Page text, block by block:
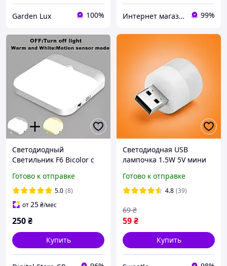
Garden Lux 100% Интернет магазин GoGoShop 99%
Светодиодный
Светильник F6 Bicolor с
ночник с Usb-зарядкой
для спальни, кухни,
ванны
Готово к отправке
5.0 (8)
от25₴/мес
250₴
Купить
Светодиодная USB
лампочка 1.5W 5V мини
павербанка и ноутбука
портативный фонарик-
свет
Готово к отправке
4.8 (39)
59₴
69 ₴
Купить